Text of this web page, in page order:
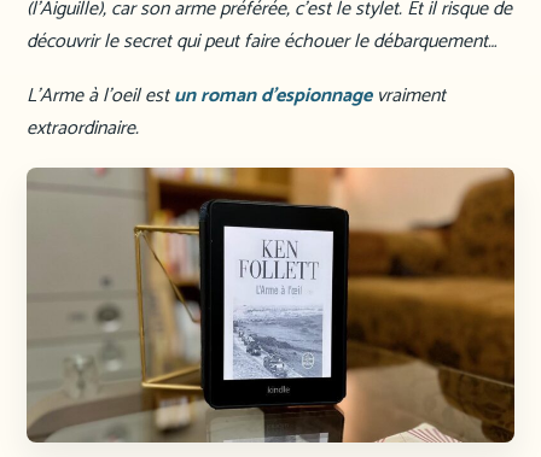
(l’Aiguille), car son arme préférée, c’est le stylet. Et il risque de
découvrir le secret qui peut faire échouer le débarquement…
L’Arme à l’oeil estun roman d’espionnagevraiment
extraordinaire.